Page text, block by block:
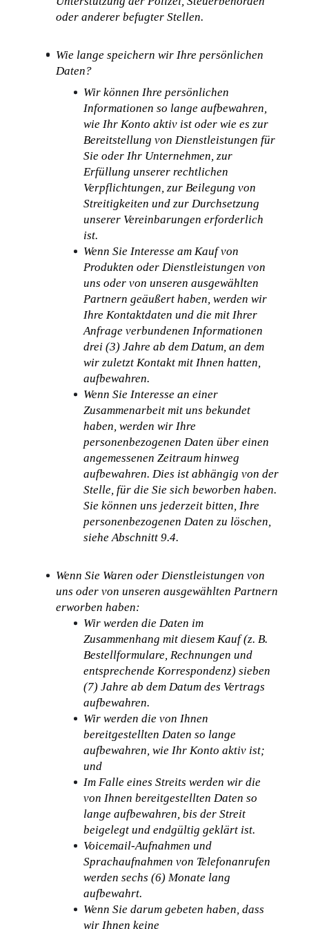
oder anderer befugter Stellen.
Wie lange speichern wir Ihre persönlichen
Daten?
Wir können Ihre persönlichen
Informationen so lange aufbewahren,
wie Ihr Konto aktiv ist oder wie es zur
Bereitstellung von Dienstleistungen für
Sie oder Ihr Unternehmen, zur
Erfüllung unserer rechtlichen
Verpflichtungen, zur Beilegung von
Streitigkeiten und zur Durchsetzung
unserer Vereinbarungen erforderlich
ist.
Wenn Sie Interesse am Kauf von
Produkten oder Dienstleistungen von
uns oder von unseren ausgewählten
Partnern geäußert haben, werden wir
Ihre Kontaktdaten und die mit Ihrer
Anfrage verbundenen Informationen
drei (3) Jahre ab dem Datum, an dem
wir zuletzt Kontakt mit Ihnen hatten,
aufbewahren.
Wenn Sie Interesse an einer
Zusammenarbeit mit uns bekundet
haben, werden wir Ihre
personenbezogenen Daten über einen
angemessenen Zeitraum hinweg
aufbewahren. Dies ist abhängig von der
Stelle, für die Sie sich beworben haben.
Sie können uns jederzeit bitten, Ihre
personenbezogenen Daten zu löschen,
siehe Abschnitt 9.4.
Wenn Sie Waren oder Dienstleistungen von
uns oder von unseren ausgewählten Partnern
erworben haben:
Wir werden die Daten im
Zusammenhang mit diesem Kauf (z. B.
Bestellformulare, Rechnungen und
entsprechende Korrespondenz) sieben
(7) Jahre ab dem Datum des Vertrags
aufbewahren.
Wir werden die von Ihnen
bereitgestellten Daten so lange
aufbewahren, wie Ihr Konto aktiv ist;
und
Im Falle eines Streits werden wir die
von Ihnen bereitgestellten Daten so
lange aufbewahren, bis der Streit
beigelegt und endgültig geklärt ist.
Voicemail-Aufnahmen und
Sprachaufnahmen von Telefonanrufen
werden sechs (6) Monate lang
aufbewahrt.
Wenn Sie darum gebeten haben, dass
wir Ihnen keine